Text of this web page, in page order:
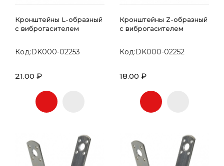
Кронштейны L-образный
с виброгасителем
Код:DK000-02253
21.00 ₽
Кронштейны Z-образный
с виброгасителем
Код:DK000-02252
18.00 ₽